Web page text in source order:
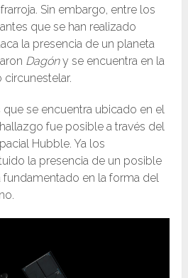
Sin embargo, entre los
que se han realizado
la presencia de un planeta
Dagóny se encuentra en la
circunestelar.
que se encuentra ubicado en el
fue posible a través del
Hubble. Ya los
la presencia de un posible
fundamentado en la forma del